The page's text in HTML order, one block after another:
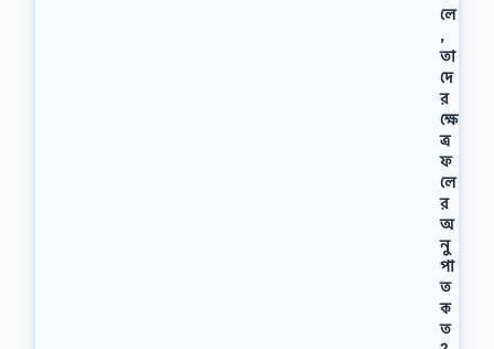
লে
,
তা
দে
র
ক্ষে
ত্র
ফ
লে
র
অ
নু
পা
ত
ক
ত